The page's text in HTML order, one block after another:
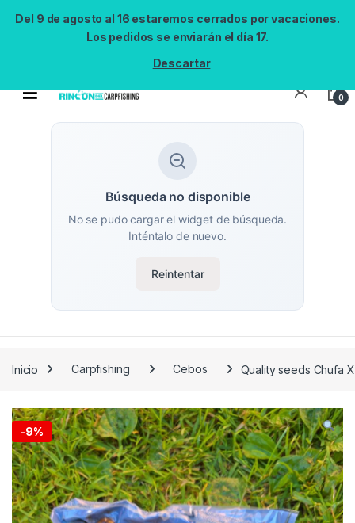
Del 9 de agosto al 16 estaremos cerrados por vacaciones.
Los pedidos se enviarán el día 17.
Descartar
0
Búsqueda no disponible
No se pudo cargar el widget de búsqueda.
Inténtalo de nuevo.
Reintentar
Inicio Carpfishing Cebos Quality seeds Chufa
-9%